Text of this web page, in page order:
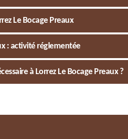
Le Bocage Preaux
: activité réglementée
à Lorrez Le Bocage Preaux ?